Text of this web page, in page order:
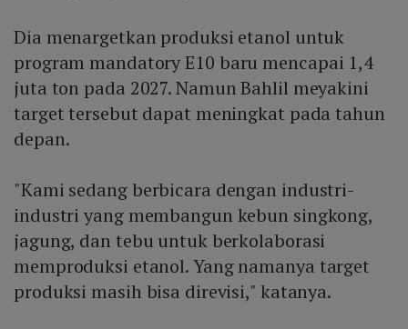
Dia menargetkan produksi etanol untuk
program mandatory E10 baru mencapai 1,4
juta ton pada 2027. Namun Bahlil meyakini
target tersebut dapat meningkat pada tahun
depan.
"Kami sedang berbicara dengan industri-
industri yang membangun kebun singkong,
jagung, dan tebu untuk berkolaborasi
memproduksi etanol. Yang namanya target
produksi masih bisa direvisi," katanya.